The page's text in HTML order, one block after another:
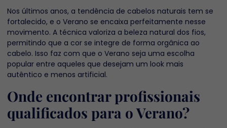
Nos últimos anos, a tendência de cabelos naturais tem se
fortalecido, e o Verano se encaixa perfeitamente nesse
movimento. A técnica valoriza a beleza natural dos fios,
permitindo que a cor se integre de forma orgânica ao
cabelo. Isso faz com que o Verano seja uma escolha
popular entre aqueles que desejam um look mais
autêntico e menos artificial.
Onde encontrar profissionais
qualificados para o Verano?